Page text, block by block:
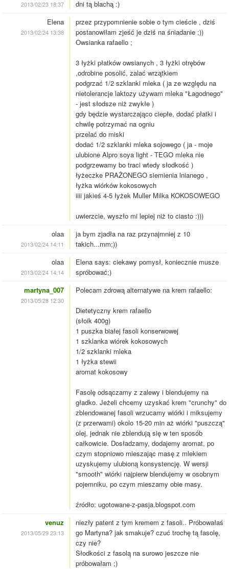
2013/02/23 18:37
dni tą blachą :)
Elena
2013/02/24 13:38
przez przypomnienie sobie o tym cieście , dziś
postanowiłam zjeść je dziś na śniadanie ;))
Owsianka rafaello ;
3 łyżki płatków owsianych , 3 łyżki otrębów
,odrobine posolić, zalać wrzątkiem
podgrzać 1/2 szklanki mleka ( ja ze względu na
nietolerancje laktozy używam mleka "Łagodnego"
- jest słodsze niż zwykłe )
gdy będzie wystarczająco ciepłe, dodać płatki i
chwilę potrzymać na ogniu
przelać do miski
dodać 1/2 szklanki mleka sojowego ( ja - moje
ulubione Alpro soya light - TEGO mleka nie
podgrzewamy bo traci wtedy słodkość )
łyżeczke PRAŻONEGO siemienia lnianego ,
łyżka wiórków kokosowych
iiii jakieś 4-5 łyżek Muller Milka KOKOSOWEGO
uwierzcie, wyszło mi lepiej niż to ciasto :)))
olaa
2013/02/24 14:11
ja bym zjadła na raz przynajmniej z 10
takich...mm;))
olaa
2013/02/24 14:14
Elena says: ciekawy pomysł, koniecznie musze
spróbować;)
martyna_007
2013/05/28 12:30
Polecam zdrową alternatywe na krem rafaello:
Dietetyczny krem rafaello
(słoik 400g)
1 puszka białej fasoli konserwowej
1 szklanka wiórek kokosowych
1/2 szklanki mleka
1 łyżka stewii
aromat kokosowy
Fasolę odsączamy z zalewy i blendujemy na
gładko. Jeżeli chcemy uzyskać krem "crunchy" do
zblendowanej fasoli wrzucamy wiórki i miksujemy
(z przerwami) okolo 15-20 min aż wiórki "puszczą"
olej, jednak nie zblendują się w ten sposób
całkowicie. Dosładzamy, dodajemy aromat, po
czym stopniowo mieszając masę z mlekiem
uzyskujemy ulubioną konsystencję. W wersji
"smooth" wiórki najpierw blendujemy w osobnym
pojemniku, po czym mieszamy obie masy.
źródło: ugotowane-z-pasja.blogspot.com
venuz
2013/05/29 23:13
niezły patent z tym kremem z fasoli.. Próbowałaś
go Martyna? jak smakuje? czuć trochę tą fasolę,
czy nie?
Słodkości z fasolą na surowo jeszcze nie
próbowałam ;)